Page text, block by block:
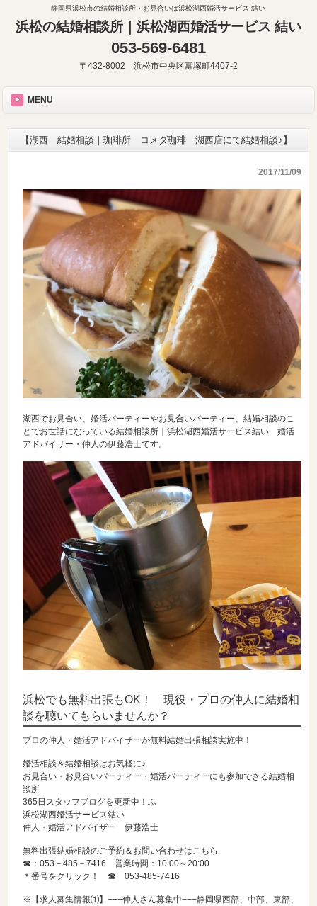
静岡県浜松市の結婚相談所・お見合いは浜松湖西婚活サービス 結い
浜松の結婚相談所｜浜松湖西婚活サービス 結い
053-569-6481
〒432-8002 浜松市中央区富塚町4407-2
MENU
【湖西 結婚相談｜珈琲所 コメダ珈琲 湖西店にて結婚相談♪】
2017/11/09
湖西でお見合い、婚活パーティーやお見合いパーティー、結婚相談のこ
とでお世話になっている結婚相談所｜浜松湖西婚活サービス結い 婚活
アドバイザー・仲人の伊藤浩士です。
浜松でも無料出張もOK！ 現役・プロの仲人に結婚相
談を聴いてもらいませんか？
プロの仲人・婚活アドバイザーが無料結婚出張相談実施中！
婚活相談＆結婚相談はお気軽に♪
お見合い・お見合いパーティー・婚活パーティーにも参加できる結婚相
談所
365日スタッフブログを更新中！ふ
浜松湖西婚活サービス結い
仲人・婚活アドバイザー 伊藤浩士
無料出張結婚相談のご予約＆お問い合わせはこちら
☎：053－485－7416 営業時間：10:00～20:00
＊番号をクリック！ ☎053-485-7416
※【求人募集情報⑴】−−−仲人さん募集中−−−静岡県西部、中部、東部、